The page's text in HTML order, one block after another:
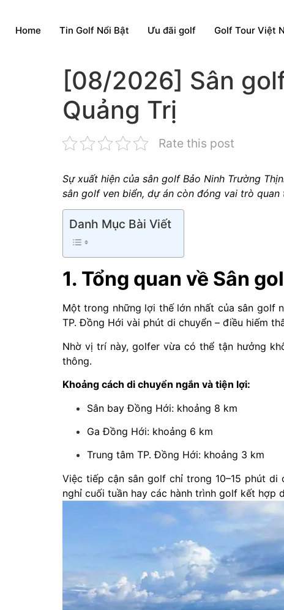
Home Tin Golf Nổi Bật Ưu đãi golf Golf Tour Việt
[08/2026] Sân
Quảng Trị
Rate this post
Sự xuất hiện của sân golf Bảo Ninh Trường
sân golf ven biển, dự án còn đóng vai trò
Danh Mục Bài Viết
1. Tổng quan về Sân
Một trong những lợi thế lớn nhất của sân golf
TP. Đồng Hới vài phút di chuyển – điều hiếm
Nhờ vị trí này, golfer vừa có thể tận hưởng
thông.
Khoảng cách di chuyển ngắn và tiện lợi:
Sân bay Đồng Hới: khoảng 8 km
Ga Đồng Hới: khoảng 6 km
Trung tâm TP. Đồng Hới: khoảng 3 km
Việc tiếp cận sân golf chỉ trong 10–15 phút
nghỉ cuối tuần hay các hành trình golf kết hợp